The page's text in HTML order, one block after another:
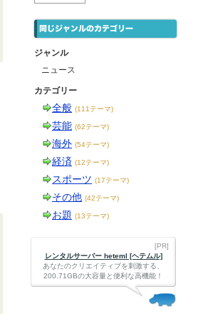
ジャンル
ニュース
カテゴリー
全般 (111テーマ)
芸能 (62テーマ)
海外 (54テーマ)
経済 (12テーマ)
スポーツ (17テーマ)
その他 (42テーマ)
お題 (13テーマ)
[PR]
レンタルサーバー heteml [ヘテムル]
あなたのクリエイティブを刺激する、
200.71GBの大容量と便利な高機能！